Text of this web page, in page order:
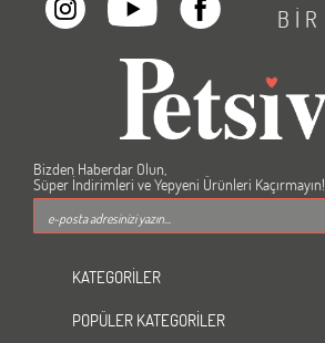
BİR
Bizden Haberdar Olun,
Süper İndirimleri ve Yepyeni Ürünleri Kaçırmayın!
KATEGORİLER
dondurulmuş ürünler
POPÜLER KATEGORİLER